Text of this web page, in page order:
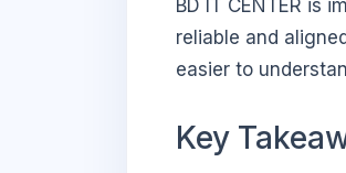
BD IT CENTER is
reliable and
easier to
Key